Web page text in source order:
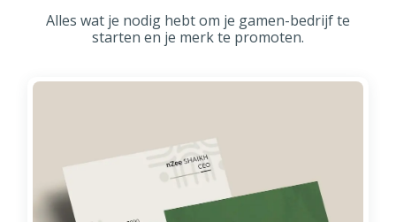
Alles wat je nodig hebt om je gamen-bedrijf te
starten en je merk te promoten.